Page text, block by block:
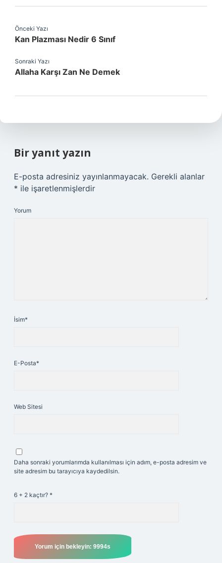
Önceki Yazı
Kan Plazması Nedir 6 Sınıf
Sonraki Yazı
Allaha Karşı Zan Ne Demek
Bir yanıt yazın
E-posta adresiniz yayınlanmayacak. Gerekli alanlar
* ile işaretlenmişlerdir
Yorum
İsim*
E-Posta*
Web Sitesi
Daha sonraki yorumlarımda kullanılması için adım, e-posta adresim ve
site adresim bu tarayıcıya kaydedilsin.
6 + 2 kaçtır? *